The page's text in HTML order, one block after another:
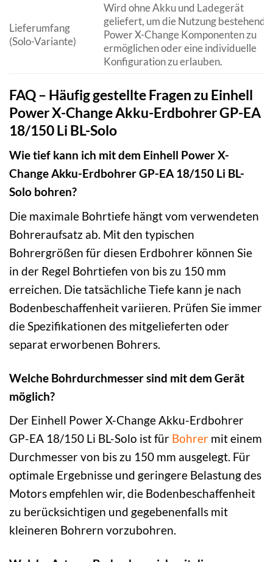
Lieferumfang
(Solo-Variante)
Wird ohne Akku und Ladegerät
geliefert, um die Nutzung
Power X-Change Komponenten zu
ermöglichen oder eine individuelle
Konfiguration zu erlauben.
FAQ – Häufig gestellte Fragen zu Einhell
Power X-Change Akku-Erdbohrer GP-EA
18/150 Li BL-Solo
Wie tief kann ich mit dem Einhell Power X-
Change Akku-Erdbohrer GP-EA 18/150 Li BL-
Solo bohren?
Die maximale Bohrtiefe hängt vom verwendeten
Bohreraufsatz ab. Mit den typischen
Bohrergrößen für diesen Erdbohrer können Sie
in der Regel Bohrtiefen von bis zu 150 mm
erreichen. Die tatsächliche Tiefe kann je nach
Bodenbeschaffenheit variieren. Prüfen Sie immer
die Spezifikationen des mitgelieferten oder
separat erworbenen Bohrers.
Welche Bohrdurchmesser sind mit dem Gerät
möglich?
Der Einhell Power X-Change Akku-Erdbohrer
GP-EA 18/150 Li BL-Solo ist für Bohrer mit einem
Durchmesser von bis zu 150 mm ausgelegt. Für
optimale Ergebnisse und geringere Belastung des
Motors empfehlen wir, die Bodenbeschaffenheit
zu berücksichtigen und gegebenenfalls mit
kleineren Bohrern vorzubohren.